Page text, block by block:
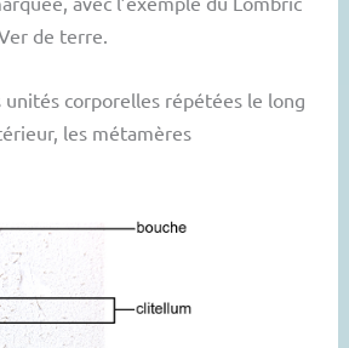
de terre.
unités corporelles répétées le long
les métamères